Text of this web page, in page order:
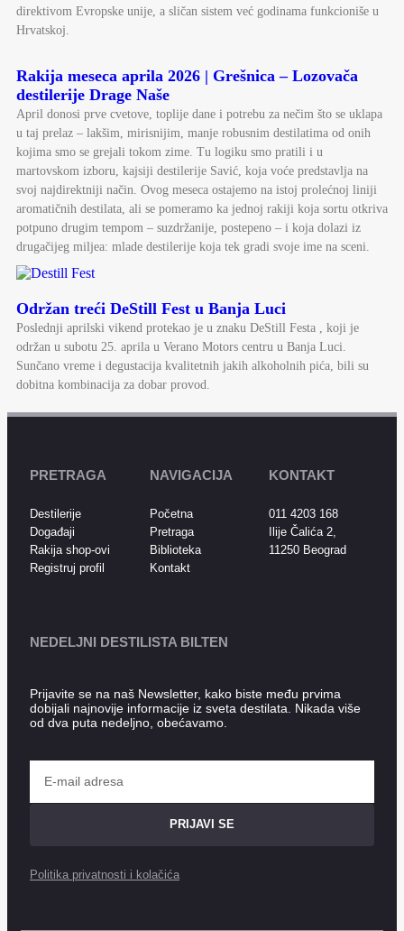
direktivom Evropske unije, a sličan sistem već godinama funkcioniše u
Hrvatskoj.
Rakija meseca aprila 2026 | Grešnica – Lozovača
destilerije Drage Naše
April donosi prve cvetove, toplije dane i potrebu za nečim što se uklapa
u taj prelaz – lakšim, mirisnijim, manje robusnim destilatima od onih
kojima smo se grejali tokom zime. Tu logiku smo pratili i u
martovskom izboru, kajsiji destilerije Savić, koja voće predstavlja na
svoj najdirektniji način. Ovog meseca ostajemo na istoj prolećnoj liniji
aromatičnih destilata, ali se pomeramo ka jednoj rakiji koja sortu otkriva
potpuno drugim tempom – suzdržanije, postepeno – i koja dolazi iz
drugačijeg miljea: mlade destilerije koja tek gradi svoje ime na sceni.
Održan treći DeStill Fest u Banja Luci
Poslednji aprilski vikend protekao je u znaku DeStill Festa , koji je
održan u subotu 25. aprila u Verano Motors centru u Banja Luci.
Sunčano vreme i degustacija kvalitetnih jakih alkoholnih pića, bili su
dobitna kombinacija za dobar provod.
PRETRAGA
Destilerije
Događaji
Rakija shop-ovi
Registruj profil
NAVIGACIJA
Početna
Pretraga
Biblioteka
Kontakt
KONTAKT
011 4203 168
Ilije Čalića 2,
11250 Beograd
NEDELJNI DESTILISTA BILTEN
Prijavite se na naš Newsletter, kako biste među prvima
dobijali najnovije informacije iz sveta destilata. Nikada više
od dva puta nedeljno, obećavamo.
PRIJAVI SE
Politika privatnosti i kolačića